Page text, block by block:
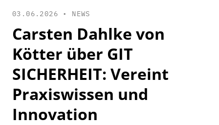
03.06.2026 • NEWS
Carsten Dahlke von
Kötter über GIT
SICHERHEIT: Vereint
Praxiswissen und
Innovation